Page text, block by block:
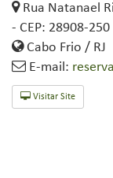
Rua Natanael
- CEP: 28908-250
Cabo Frio / RJ
E-mail:
Visitar Site